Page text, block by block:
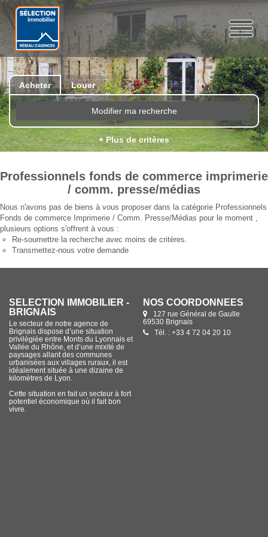
Acheter Louer
Modifier ma recherche
+ Plus de critères
Professionnels fonds de commerce imprimerie
/ comm. presse/médias
Nous n'avons pas de biens à vous proposer dans la catégorie Professionnels
Fonds de commerce Imprimerie / Comm. Presse/Médias pour le moment ,
plusieurs options s'offrent à vous :
Re-soumettre la recherche avec moins de critères.
Transmettez-nous votre demande
SÉLECTION IMMOBILIER -
BRIGNAIS
Le secteur de notre agence de
Brignais dispose d’une situation
privilégiée entre Monts du Lyonnais et
Vallée du Rhône, et d’une mixité de
paysages allant des communes
urbanisées aux villages ruraux, il est
idéalement située à une dizaine de
kilomètres de Lyon.
Cette situation en fait un secteur à fort
potentiel économique où il fait bon
vivre.
NOS COORDONNÉES
127 rue Général de Gaulle
69530 Brignais
Tél. : +33 4 72 04 20 10